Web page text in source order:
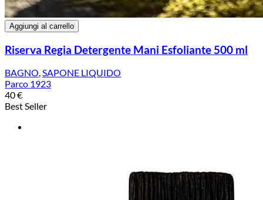
Aggiungi al carrello
Riserva Regia Detergente Mani Esfoliante 500 ml
BAGNO,SAPONE LIQUIDO
Parco 1923
40€
Best Seller